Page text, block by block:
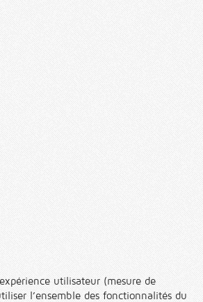
utilisateur (mesure de
l’ensemble des fonctionnalités du